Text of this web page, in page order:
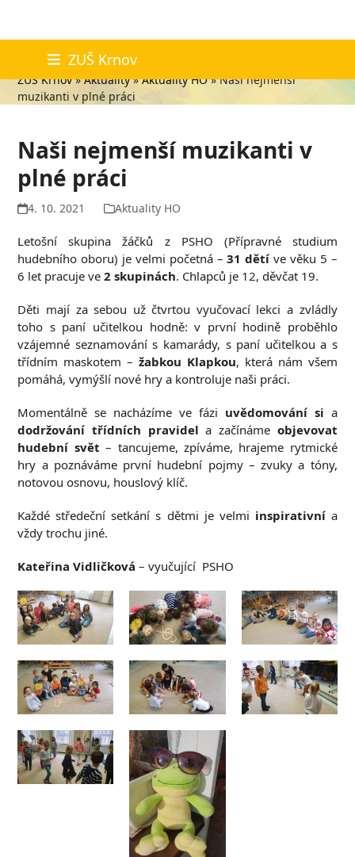
content
ZUŠ Krnov
Aktuality
ZUŠ Krnov»Aktuality»Aktuality HO»Naši nejmenší
muzikanti v plné práci
Naši nejmenší muzikanti v
plné práci
4. 10. 2021 Aktuality HO
Letošní skupina žáčků z PSHO (Přípravné studium
hudebního oboru) je velmi početná –31 dětí ve věku 5 –
6 let pracuje ve2 skupinách. Chlapců je 12, děvčat 19.
Děti mají za sebou už čtvrtou vyučovací lekci a zvládly
toho s paní učitelkou hodně: v první hodině proběhlo
vzájemné seznamování s kamarády, s paní učitelkou a s
třídním maskotem –žabkou Klapkou, která nám všem
pomáhá, vymýšlí nové hry a kontroluje naši práci.
Momentálně se nacházíme ve fázi uvědomování si a
dodržování třídních pravidel a začínáme objevovat
hudební svět – tancujeme, zpíváme, hrajeme rytmické
hry a poznáváme první hudební pojmy – zvuky a tóny,
notovou osnovu, houslový klíč.
Každé středeční setkání s dětmi je velmi inspirativnía
vždy trochu jiné.
Kateřina Vidličková – vyučující PSHO